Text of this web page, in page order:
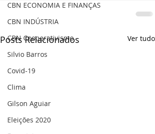
CBN ECONOMIA E FINANÇAS
CBN INDÚSTRIA
CBN Cooperativismo
Silvio Barros
Covid-19
Clima
Gilson Aguiar
Eleições 2020
Posts Relacionados Ver tudo